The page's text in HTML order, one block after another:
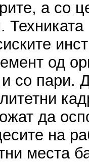
а со
од
со пари.
да
на
места